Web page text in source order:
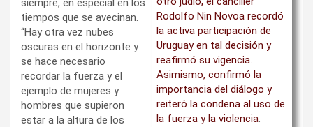
Rodolfo Nin Novoa recordó
la activa participación de
Uruguay en tal decisión y
reafirmó su vigencia.
Asimismo, confirmó la
importancia del diálogo y
reiteró la condena al uso de
la fuerza y la violencia.
siempre, en especial en los
tiempos que se avecinan.
“Hay otra vez nubes
oscuras en el horizonte y
se hace necesario
recordar la fuerza y el
ejemplo de mujeres y
hombres que supieron
estar a la altura de los